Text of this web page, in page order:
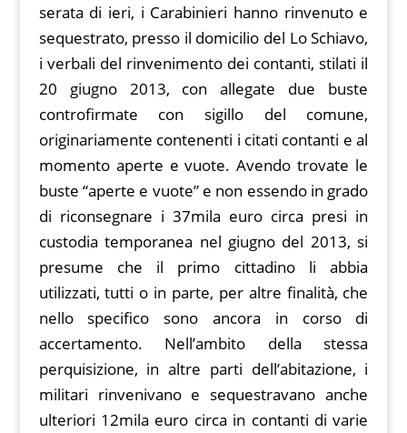
serata di ieri, i Carabinieri hanno rinvenuto e
sequestrato, presso il domicilio del Lo Schiavo,
i verbali del rinvenimento dei contanti, stilati il
20 giugno 2013, con allegate due buste
controfirmate con sigillo del comune,
originariamente contenenti i citati contanti e al
momento aperte e vuote. Avendo trovate le
buste “aperte e vuote” e non essendo in grado
di riconsegnare i 37mila euro circa presi in
custodia temporanea nel giugno del 2013, si
presume che il primo cittadino li abbia
utilizzati, tutti o in parte, per altre finalità, che
nello specifico sono ancora in corso di
accertamento. Nell’ambito della stessa
perquisizione, in altre parti dell’abitazione, i
militari rinvenivano e sequestravano anche
ulteriori 12mila euro circa in contanti di varie